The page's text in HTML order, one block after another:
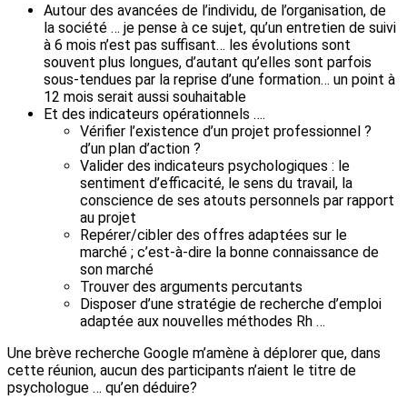
Autour des avancées de l’individu, de l’organisation, de
la société … je pense à ce sujet, qu’un entretien de suivi
à 6 mois n’est pas suffisant… les évolutions sont
souvent plus longues, d’autant qu’elles sont parfois
sous-tendues par la reprise d’une formation… un point à
12 mois serait aussi souhaitable
Et des indicateurs opérationnels ….
Vérifier l’existence d’un projet professionnel ?
d’un plan d’action ?
Valider des indicateurs psychologiques : le
sentiment d’efficacité, le sens du travail, la
conscience de ses atouts personnels par rapport
au projet
Repérer/cibler des offres adaptées sur le
marché ; c’est-à-dire la bonne connaissance de
son marché
Trouver des arguments percutants
Disposer d’une stratégie de recherche d’emploi
adaptée aux nouvelles méthodes Rh …
Une brève recherche Google m’amène à déplorer que, dans
cette réunion, aucun des participants n’aient le titre de
psychologue … qu’en déduire?